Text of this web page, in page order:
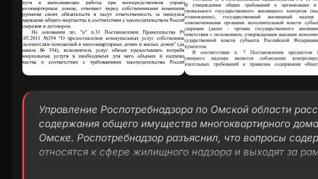
Управление Роспотребнадзора по Омской области
содержания общего имущества многоквартирного
Омске. Роспотребнадзор разъяснил, что вопросы
относятся к сфере жилищного надзора и выходят за